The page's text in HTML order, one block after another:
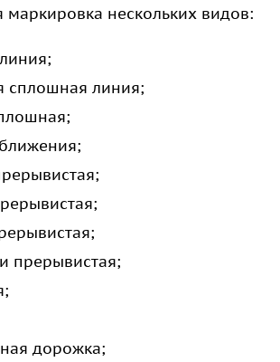
маркировка нескольких видов:
сплошная линия;
прерывистая;
дорожка;